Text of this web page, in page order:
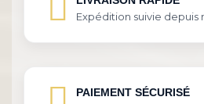
Expédition suivie depuis
PAIEMENT SÉCURISÉ